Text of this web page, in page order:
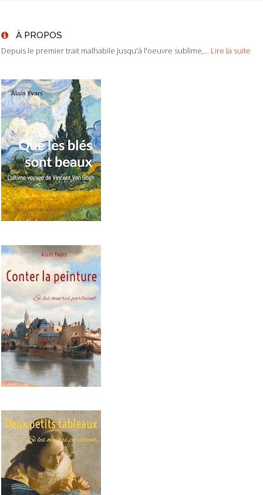
À PROPOS
Depuis le premier trait malhabile Jusqu'à l'oeuvre sublime,... Lire la suite